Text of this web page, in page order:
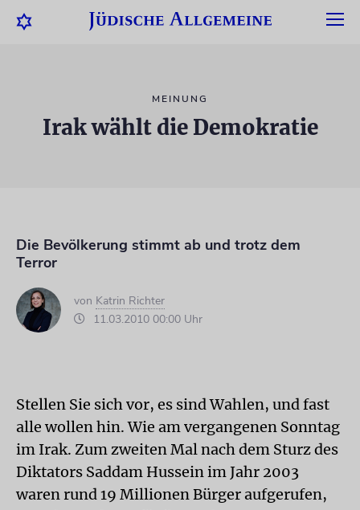
MEINUNG
Irak wählt die Demokratie
Die Bevölkerung stimmt ab und trotz dem
Terror
von Katrin Richter
11.03.2010 00:00 Uhr
Stellen Sie sich vor, es sind Wahlen, und fast
alle wollen hin. Wie am vergangenen Sonntag
im Irak. Zum zweiten Mal nach dem Sturz des
Diktators Saddam Hussein im Jahr 2003
waren rund 19 Millionen Bürger aufgerufen,